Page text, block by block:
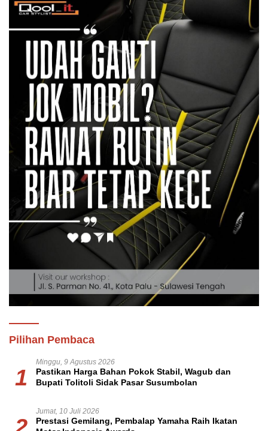
Pilihan Pembaca
1
Minggu, 9 Agustus 2026
Pastikan Harga Bahan Pokok Stabil, Wagub dan
Bupati Tolitoli Sidak Pasar Susumbolan
Jumat, 10 Juli 2026
Prestasi Gemilang, Pembalap Yamaha Raih Ikatan